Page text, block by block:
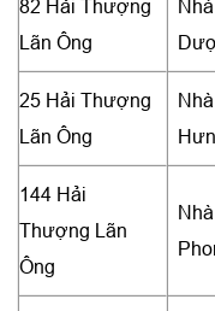
82 Hải Thượng
Lãn Ông
25 Hải Thượng
Lãn Ông
144 Hải
Thượng Lãn
Ông